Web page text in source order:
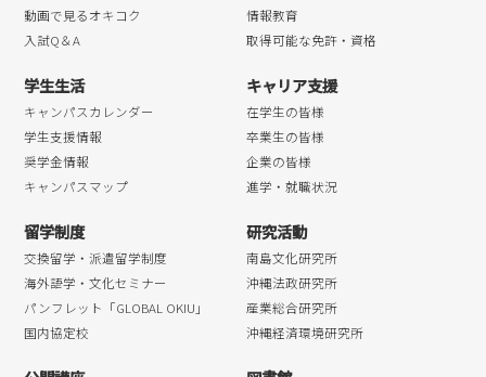
動画で見るオキコク
入試Q＆A
情報教育
取得可能な免許・資格
学生生活
キャンパスカレンダー
学生支援情報
奨学金情報
キャンパスマップ
キャリア支援
在学生の皆様
卒業生の皆様
企業の皆様
進学・就職状況
留学制度
交換留学・派遣留学制度
海外語学・文化セミナー
パンフレット「GLOBAL OKIU」
国内協定校
研究活動
南島文化研究所
沖縄法政研究所
産業総合研究所
沖縄経済環境研究所